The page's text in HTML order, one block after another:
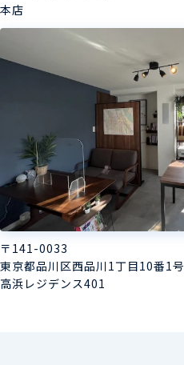
本店
〒141-0033
東京都品川区西品川1丁目10番1号
高浜レジデンス401